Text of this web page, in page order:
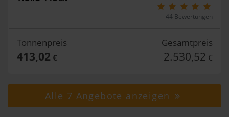
44 Bewertungen
Tonnenpreis
413,02 €
Gesamtpreis
2.530,52 €
Alle 7 Angebote anzeigen